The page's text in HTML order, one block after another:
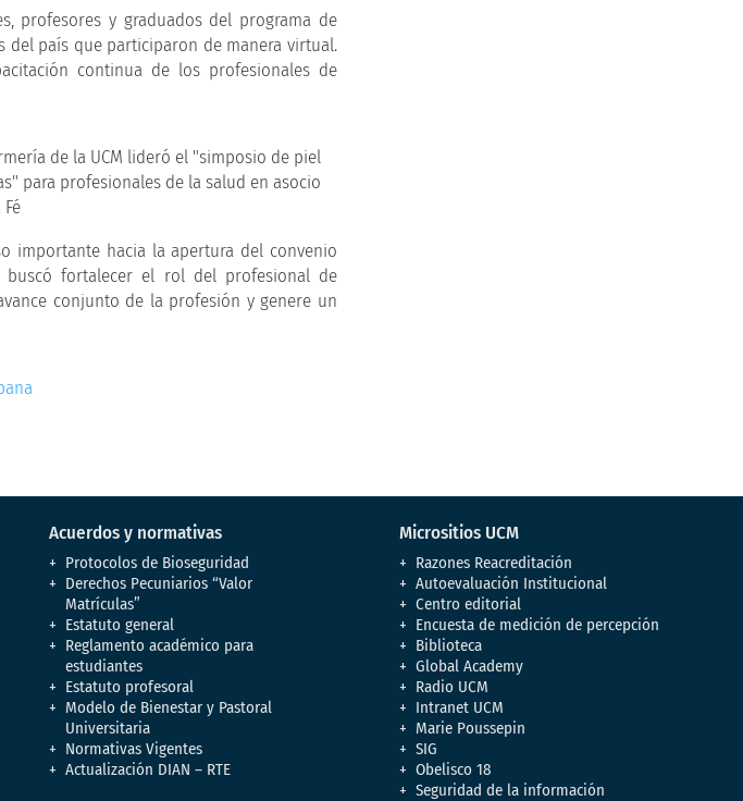
profesores y graduados del programa de
del país que participaron de manera virtual.
continua de los profesionales de
importante hacia la apertura del convenio
buscó fortalecer el rol del profesional de
conjunto de la profesión y genere un
Acuerdos y normativas
Protocolos de Bioseguridad
Derechos Pecuniarios “Valor
Matrículas”
Estatuto general
Reglamento académico para
estudiantes
Estatuto profesoral
Modelo de Bienestar y Pastoral
Universitaria
Normativas Vigentes
Actualización DIAN – RTE
Micrositios UCM
Razones Reacreditación
Autoevaluación Institucional
Centro editorial
Encuesta de medición de percepción
Biblioteca
Global Academy
Radio UCM
Intranet UCM
Marie Poussepin
SIG
Obelisco 18
Seguridad de la información